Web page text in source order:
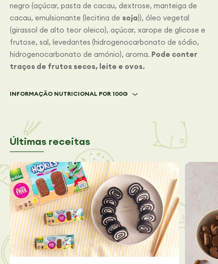
negro (açúcar, pasta de cacau, dextrose, manteiga de
cacau, emulsionante (lecitina de soja)), óleo vegetal
(girassol de alto teor oleico), açúcar, xarope de glicose e
frutose, sal, levedantes (hidrogenocarbonato de sódio,
hidrogenocarbonato de amónio), aroma. Pode conter
traços de frutos secos, leite e ovos.
INFORMAÇÃO NUTRICIONAL POR 100G
Últimas receitas